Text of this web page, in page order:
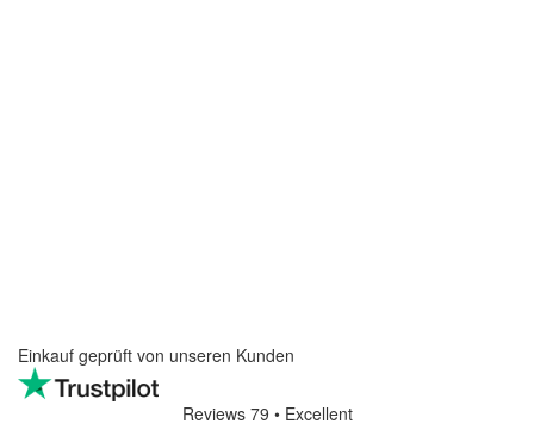
Einkauf geprüft von unseren Kunden
Reviews 79 • Excellent